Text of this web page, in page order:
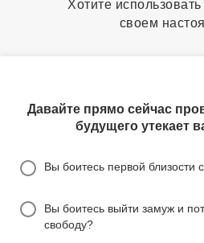
Хотите
своем
Давайте прямо сейчас
будущего утекает
Вы боитесь первой близости
Вы боитесь выйти замуж и
свободу?